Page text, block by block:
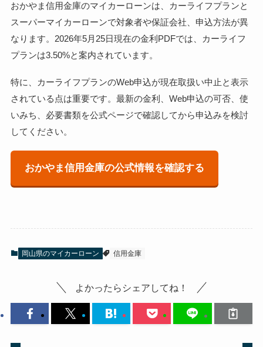
おかやま信用金庫のマイカーローンは、カーライフプランと
スーパーマイカーローンで対象者や保証会社、申込方法が異
なります。2026年5月25日現在の金利PDFでは、カーライフ
プランは3.50%と案内されています。
特に、カーライフプランのWeb申込が現在取扱い中止と表示
されている点は重要です。最新の金利、Web申込の可否、使
いみち、必要書類を公式ページで確認してから申込みを検討
してください。
おかやま信用金庫の公式情報を確認する
岡山県のマイカーローン 信用金庫
よかったらシェアしてね！